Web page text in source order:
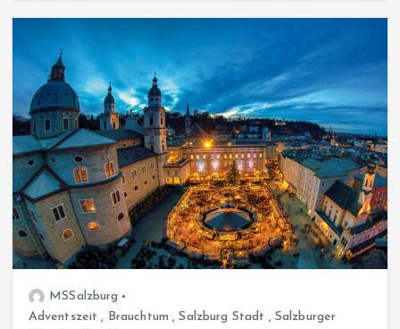
MSSalzburg
Adventszeit , Brauchtum ,Salzburg Stadt , Salzburger